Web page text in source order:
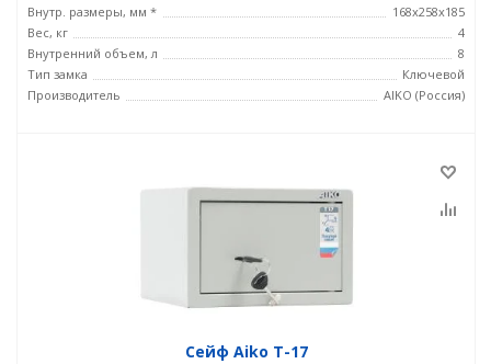
Внутр. размеры, мм *
168x258x185
Вес, кг
4
Внутренний объем, л
8
Тип замка
Ключевой
Производитель
AIKO (Россия)
Сейф Aiko T-17